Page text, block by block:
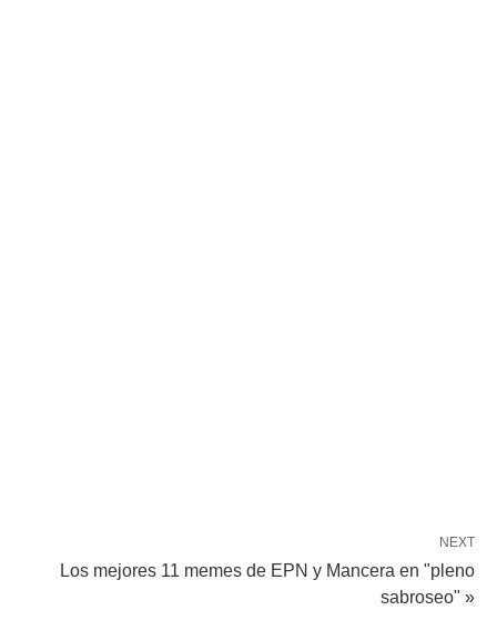
NEXT
Los mejores 11 memes de EPN y Mancera en "pleno
sabroseo" »